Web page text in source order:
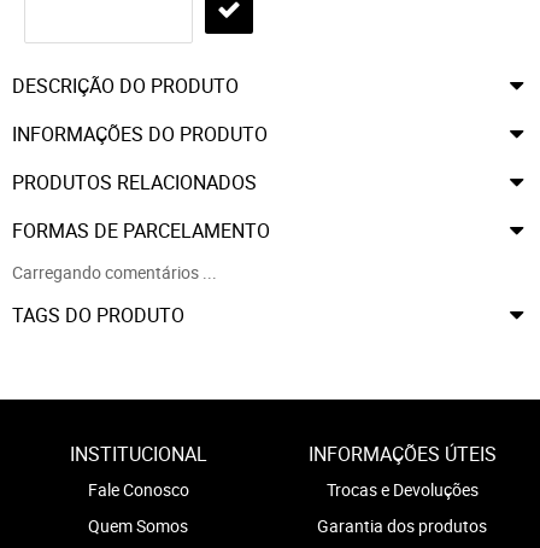
DESCRIÇÃO DO PRODUTO
INFORMAÇÕES DO PRODUTO
PRODUTOS RELACIONADOS
FORMAS DE PARCELAMENTO
Carregando comentários ...
TAGS DO PRODUTO
INSTITUCIONAL
Fale Conosco
Quem Somos
INFORMAÇÕES ÚTEIS
Trocas e Devoluções
Garantia dos produtos